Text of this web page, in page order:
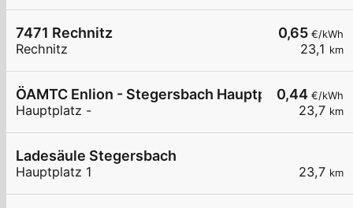
0,65 €/kWh
23,1 km
7471 Rechnitz
Rechnitz
0,44 €/kWh
23,7 km
ÖAMTC Enlion - Stegersbach Hauptplatz
Hauptplatz -
23,7 km
Ladesäule Stegersbach
Hauptplatz 1